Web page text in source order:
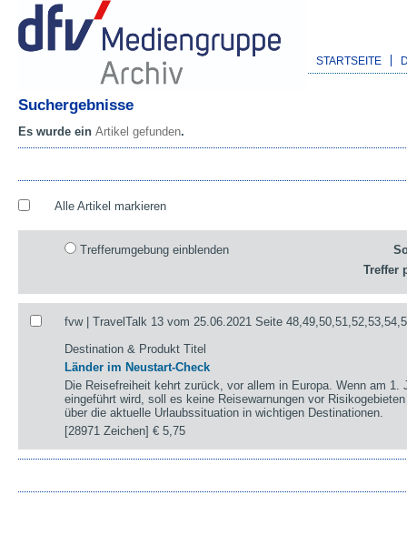
STARTSEITE
Suchergebnisse
Es wurde ein Artikel gefunden.
Alle Artikel markieren
Trefferumgebung einblenden
Treffer
fvw | TravelTalk 13 vom 25.06.2021 Seite
Destination & Produkt Titel
Länder im Neustart-Check
Die Reisefreiheit kehrt zurück, vor allem in Europa. Wenn am 1.
eingeführt wird, soll es keine Reisewarnungen vor
über die aktuelle Urlaubssituation in wichtigen Destinationen.
[28971 Zeichen]€ 5,75